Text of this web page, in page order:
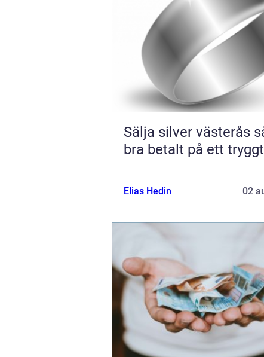
Sälja silver västerås så får du
bra betalt på ett
Elias Hedin 02